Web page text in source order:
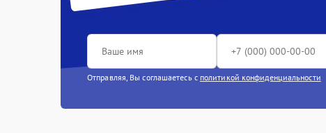
Отправляя, Вы соглашаетесь с политикой конфиденциальности